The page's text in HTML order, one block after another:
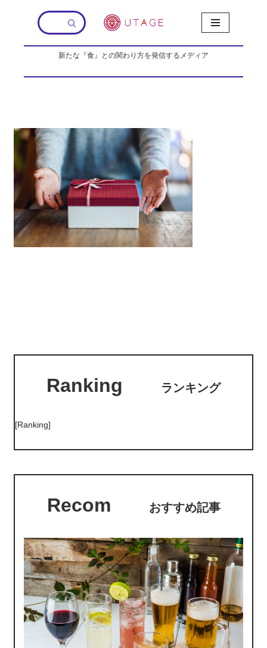
新たな『食』との関わり方を発信するメディア
Ranking ランキング
[Ranking]
Recom おすすめ記事